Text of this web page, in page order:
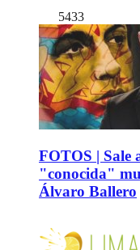
5433
FOTOS | Sale
"conocida"
Álvaro Ballero